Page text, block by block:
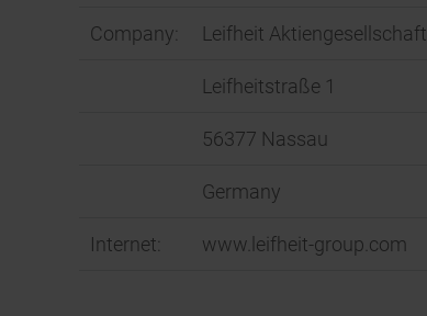
Company: Leifheit Aktiengesellschaft
Leifheitstraße 1
56377 Nassau
Germany
Internet: www.leifheit-group.com